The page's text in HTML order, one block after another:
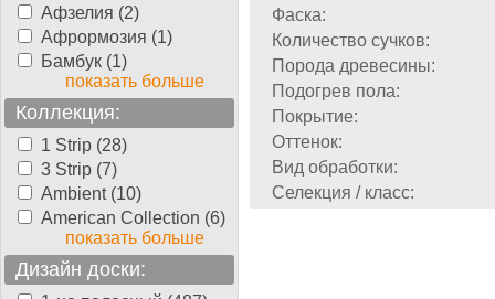
Афзелия (2)
Афрормозия (1)
Бамбук (1)
показать больше
Коллекция:
1 Strip (28)
3 Strip (7)
Ambient (10)
American Collection (6)
показать больше
Дизайн доски:
Фаска:
Количество сучков:
Порода древесины:
Подогрев пола:
Покрытие:
Оттенок:
Вид обработки:
Селекция / класс: